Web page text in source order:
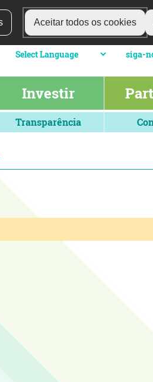
Aceitar todos os cookies
siga-
Investir
Transparência